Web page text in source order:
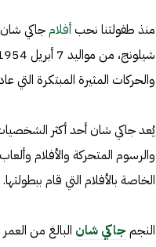
منذ طفولتنا نحبأفلامجاكي شان
والحركات المثيرة المبتكرة التي
يُعد جاكي شان أحد أكثر الشخصيات
والرسوم المتحركة والأفلام
الخاصة بالأفلام التي قام ببطولتها.
النجم جاكي شان